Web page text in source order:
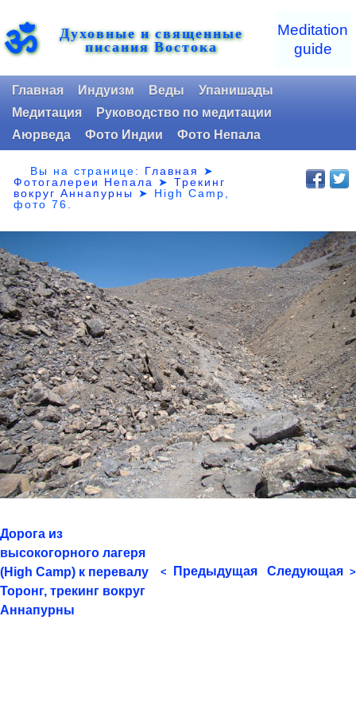
ॐ Духовные и священные
писания Востока
Meditation
guide
Главная Индуизм Веды
Упанишады
Медитация
Руководство по медитации
Аюрведа
Фото Индии Фото Непала
Вы на странице: Главная
➤
Фотогалереи Непала
➤Трекинг
вокруг Аннапурны ➤ High Camp,
фото 76.
Дорога из
высокогорного лагеря
(High Camp) к перевалу
Торонг, трекинг вокруг
Аннапурны
< Предыдущая Следующая >